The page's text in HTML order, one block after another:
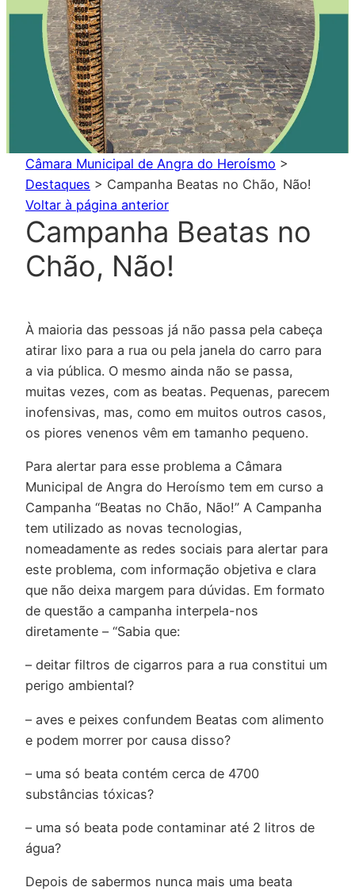
Câmara Municipal de Angra do Heroísmo >
Destaques > Campanha Beatas no Chão, Não!
Voltar à página anterior
Campanha Beatas no
Chão, Não!
À maioria das pessoas já não passa pela cabeça
atirar lixo para a rua ou pela janela do carro para
a via pública. O mesmo ainda não se passa,
muitas vezes, com as beatas. Pequenas, parecem
inofensivas, mas, como em muitos outros casos,
os piores venenos vêm em tamanho pequeno.
Para alertar para esse problema a Câmara
Municipal de Angra do Heroísmo tem em curso a
Campanha “Beatas no Chão, Não!” A Campanha
tem utilizado as novas tecnologias,
nomeadamente as redes sociais para alertar para
este problema, com informação objetiva e clara
que não deixa margem para dúvidas. Em formato
de questão a campanha interpela-nos
diretamente – “Sabia que:
– deitar filtros de cigarros para a rua constitui um
perigo ambiental?
– aves e peixes confundem Beatas com alimento
e podem morrer por causa disso?
– uma só beata contém cerca de 4700
substâncias tóxicas?
– uma só beata pode contaminar até 2 litros de
água?
Depois de sabermos nunca mais uma beata